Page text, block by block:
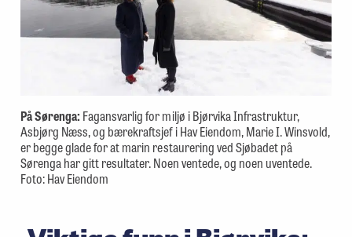
På Sørenga: Fagansvarlig for miljø i Bjørvika Infrastruktur,
Asbjørg Næss, og bærekraftsjef i Hav Eiendom, Marie I. Winsvold,
er begge glade for at marin restaurering ved Sjøbadet på
Sørenga har gitt resultater. Noen ventede, og noen uventede.
Foto: Hav Eiendom